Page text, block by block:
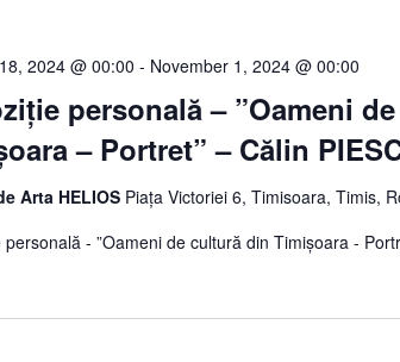
personală – ”Oameni
– Portret” – Călin
2024 @ 00:00 - November 1, 2024 @ 00:00
Arta HELIOS Piața Victoriei 6, Timisoara, Timis,
personală - ”Oameni de cultură din Timișoara -